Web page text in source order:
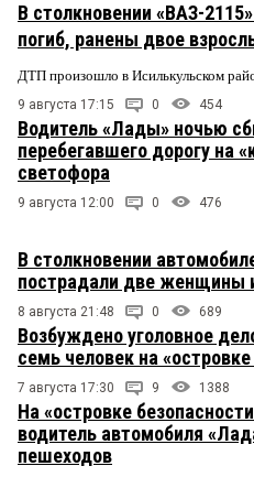
В столкновении «ВАЗ-
погиб, ранены двое
ДТП произошло в Исилькульском
9 августа 17:15 0 454
Водитель «Лады» ночью
перебегавшего дорогу на
светофора
9 августа 12:00 0 476
В столкновении
пострадали две женщины
8 августа 21:48 0 689
Возбуждено уголовное
семь человек на
7 августа 17:30 9 1388
На «островке
водитель автомобиля
пешеходов